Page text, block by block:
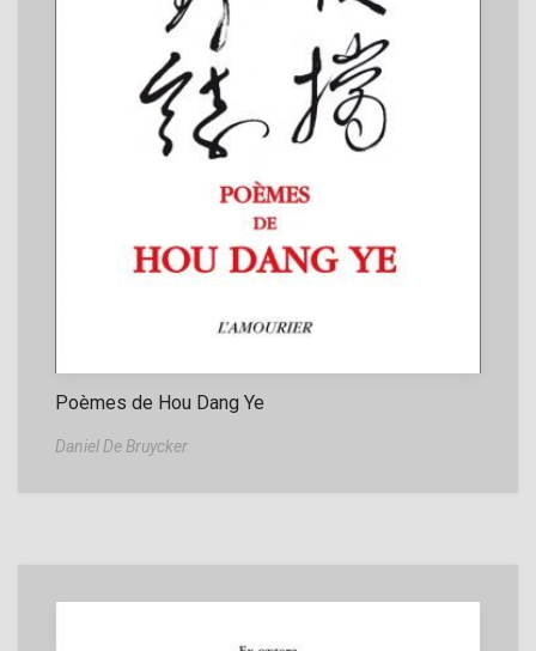
Poèmes de Hou Dang Ye
Daniel De Bruycker